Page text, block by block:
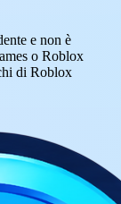
e non è
o Roblox
di Roblox